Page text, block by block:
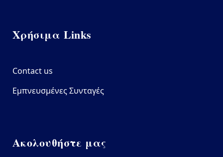
Χρήσιμα Links
Contact us
Εμπνευσμένες Συνταγές
Ακολουθήστε μας